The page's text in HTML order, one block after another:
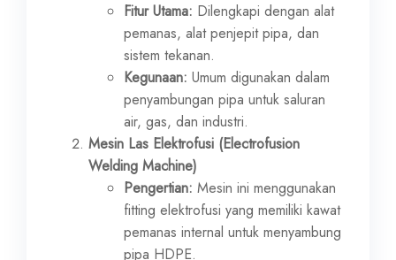
Fitur Utama: Dilengkapi dengan alat
pemanas, alat penjepit pipa, dan
sistem tekanan.
Kegunaan: Umum digunakan dalam
penyambungan pipa untuk saluran
air, gas, dan industri.
Mesin Las Elektrofusi (Electrofusion
Welding Machine)
Pengertian: Mesin ini menggunakan
fitting elektrofusi yang memiliki kawat
pemanas internal untuk menyambung
pipa HDPE.